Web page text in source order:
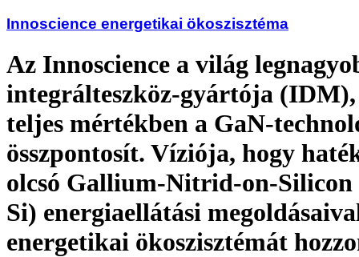
Innoscience energetikai ökoszisztéma
Az Innoscience a világ
integrálteszköz-gyártója
teljes mértékben a GaN-
összpontosít. Víziója, hogy
olcsó Gallium-Nitrid-on-Silicon
Si) energiaellátási
energetikai ökoszisztémát